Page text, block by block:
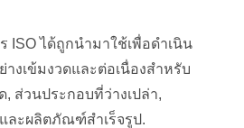
ISO ได้ถูกนำมาใช้เพื่อดำเนิน
งเข้มงวดและต่อเนื่องสำหรับ
ส่วนประกอบที่ว่างเปล่า,
ละผลิตภัณฑ์สำเร็จรูป.